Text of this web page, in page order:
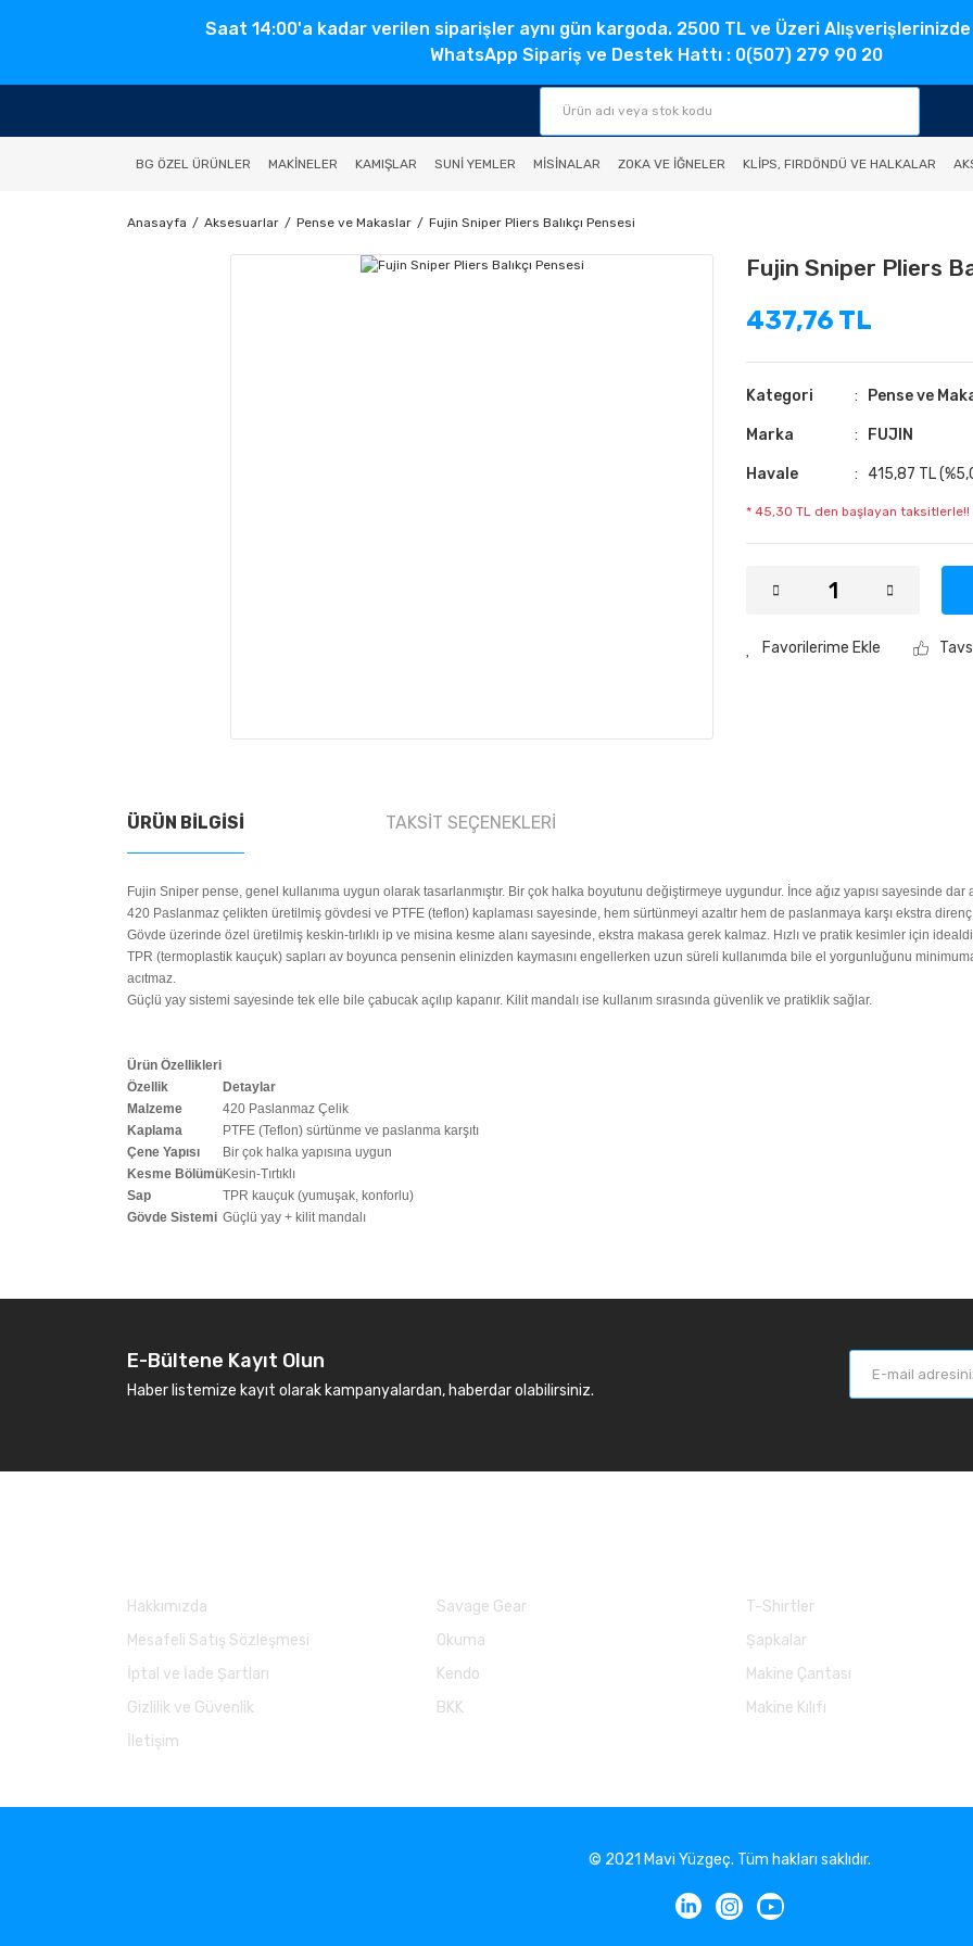
Saat 14:00'a kadar verilen siparişler aynı gün kargoda. 2500 TL ve Üzeri
WhatsApp Sipariş ve Destek Hattı : 0(507) 279 90 20
BG ÖZEL ÜRÜNLER MAKINELER KAMIŞLAR SUNI YEMLER MISINALAR ZOKA VE İĞNELER KLIPS, FIRDÖNDÜ VE HALKALAR
Anasayfa Aksesuarlar Pense ve Makaslar Fujin Sniper Pliers Balıkçı Pensesi
Fujin Sniper Pliers
437,76 TL
Kategori Pense ve
Marka FUJIN
Havale 415,87 TL
* 45,30 TL den başlayan taksitlerle!!
ÜRÜN BILGISI TAKSIT SEÇENEKLERI
Fujin Sniper pense, genel kullanıma uygun olarak tasarlanmıştır. Bir çok halka boyutunu değiştirmeye uygundur. İnce ağız yapısı sayesinde dar
420 Paslanmaz çelikten üretilmiş gövdesi ve PTFE (teflon) kaplaması sayesinde, hem sürtünmeyi azaltır hem de paslanmaya karşı ekstra direnç
Gövde üzerinde özel üretilmiş keskin-tırlıklı ip ve misina kesme alanı sayesinde, ekstra makasa gerek kalmaz. Hızlı ve pratik kesimler için
TPR (termoplastik kauçuk) sapları av boyunca pensenin elinizden kaymasını engellerken uzun süreli kullanımda bile el yorgunluğunu
acıtmaz.
Güçlü yay sistemi sayesinde tek elle bile çabucak açılıp kapanır. Kilit mandalı ise kullanım sırasında güvenlik ve pratiklik sağlar.
Ürün Özellikleri
Özellik
Detaylar
Malzeme
420 Paslanmaz Çelik
Kaplama
PTFE (Teflon) sürtünme ve paslanma karşıtı
Çene Yapısı
Bir çok halka yapısına uygun
Kesme BölümüKesin-Tırtıklı
Sap
TPR kauçuk (yumuşak, konforlu)
Gövde Sistemi Güçlü yay + kilit mandalı
E-Bültene Kayıt Olun
Haber listemize kayıt olarak kampanyalardan, haberdar olabilirsiniz.
Hakkımızda
Mesafeli Satış Sözleşmesi
İptal ve İade Şartları
Gizlilik ve Güvenlik
İletişim
Savage Gear
Okuma
Kendo
BKK
T-Shirtler
Şapkalar
Makine Çantası
Makine Kılıfı
© 2021 Mavi Yüzgeç. Tüm hakları saklıdır.